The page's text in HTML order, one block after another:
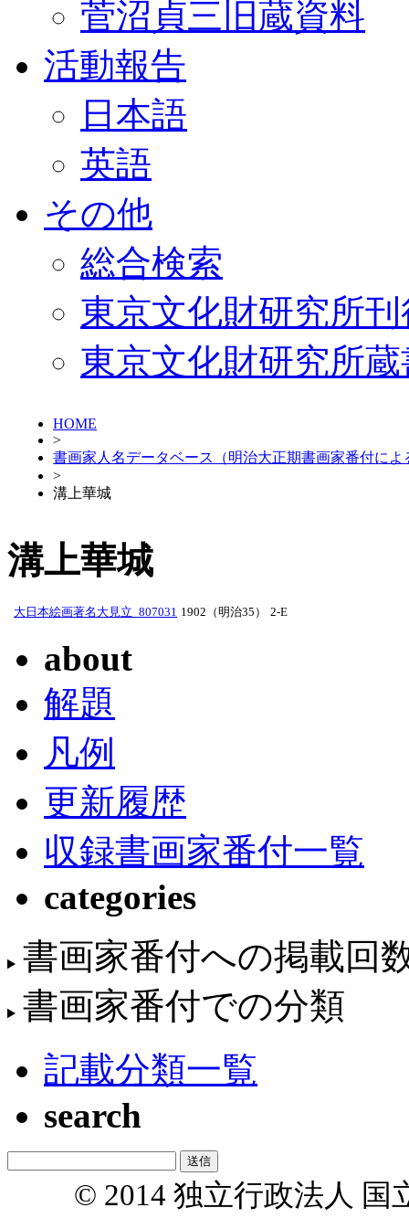
菅沼貞三旧蔵資料
活動報告
日本語
英語
その他
総合検索
東京文化財研究所
東京文化財研究所
HOME
>
書画家人名データベース（明治大正期書画家番付によ
>
溝上華城
溝上華城
大日本絵画著名大見立_807031 1902（明治35） 2-E
about
解題
凡例
更新履歴
収録書画家番付一覧
categories
書画家番付への掲載回
書画家番付での分類
記載分類一覧
search
© 2014 独立行政法人 国